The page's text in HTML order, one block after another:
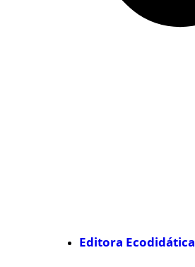
Editora Ecodidática